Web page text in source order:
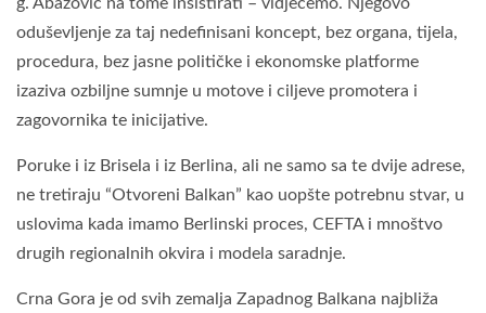
oduševljenje za taj nedefinisani koncept, bez organa, tijela,
procedura, bez jasne političke i ekonomske platforme
izaziva ozbiljne sumnje u motove i ciljeve promotera i
zagovornika te inicijative.
Poruke i iz Brisela i iz Berlina, ali ne samo sa te dvije adrese,
ne tretiraju “Otvoreni Balkan” kao uopšte potrebnu stvar, u
uslovima kada imamo Berlinski proces, CEFTA i mnoštvo
drugih regionalnih okvira i modela saradnje.
Crna Gora je od svih zemalja Zapadnog Balkana najbliža